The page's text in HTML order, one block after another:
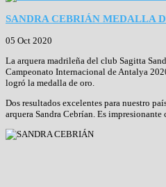
SANDRA CEBRIÁN MEDALLA
05 Oct 2020
La arquera madrileña del club Sagitta
Campeonato Internacional de Antalya
logró la medalla de oro.
Dos resultados excelentes para nuestro
arquera Sandra Cebrían. Es